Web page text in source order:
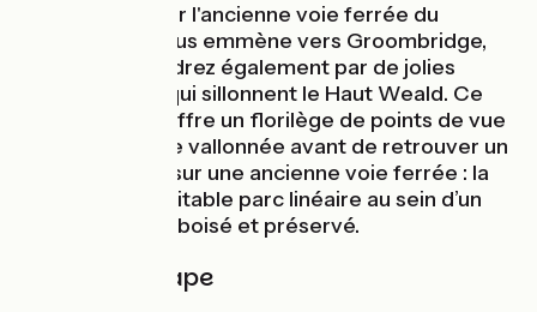
La voie verte sur l'ancienne voie ferrée du
Cuckoo Trail vous emmène vers Groombridge,
que vous rejoindrez également par de jolies
petites routes qui sillonnent le Haut Weald. Ce
début d’étape offre un florilège de points de vue
sur la campagne vallonnée avant de retrouver un
aménagement sur une ancienne voie ferrée : la
Forest Way, véritable parc linéaire au sein d’un
environnement boisé et préservé.
Détail de l'étape